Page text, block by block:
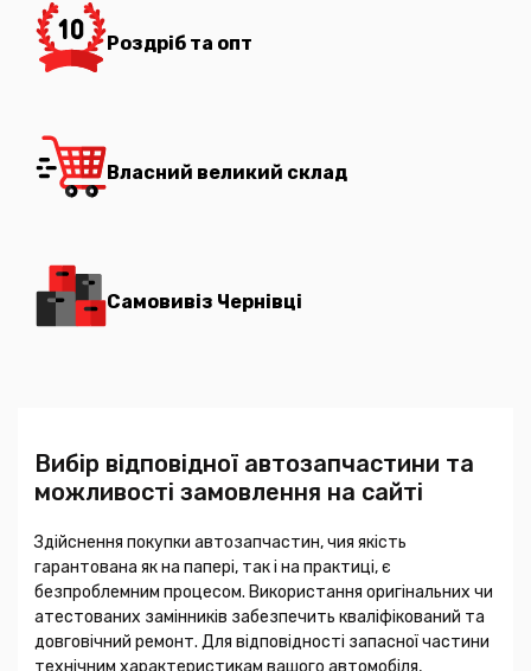
Роздріб та опт
Власний великий склад
Самовивіз Чернівці
Вибір відповідної автозапчастини та
можливості замовлення на сайті
Здійснення покупки автозапчастин, чия якість
гарантована як на папері, так і на практиці, є
безпроблемним процесом. Використання оригінальних чи
атестованих замінників забезпечить кваліфікований та
довговічний ремонт. Для відповідності запасної частини
технічним характеристикам вашого автомобіля,